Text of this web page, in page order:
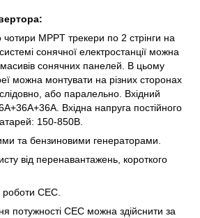
MPPT трекери по 2 стрінги на
сонячної електростанції можна
сонячних панелей. В цьому
можна монтувати на різних сторонах
або паралельно. Вхідний
Вхідна напруга постійного
150-850В.
та бензиновими генераторами.
від перенавантажень, короткого
роботи СЕС.
потужності СЕС можна здійснити за